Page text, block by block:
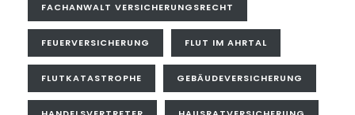
FACHANWALT VERSICHERUNGSRECHT
FEUERVERSICHERUNG FLUT IM AHRTAL
FLUTKATASTROPHE GEBÄUDEVERSICHERUNG